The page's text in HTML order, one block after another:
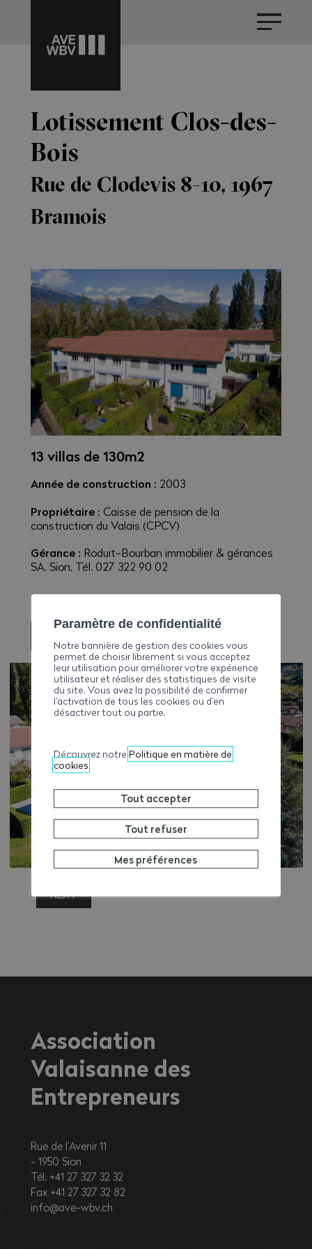
Lotissement Clos-des-
Bois
Rue de Clodevis 8-10, 1967
Bramois
13 villas de 130m2
Année de construction : 2003
Propriétaire : Caisse de pension de la
construction du Valais (CPCV)
Gérance : Roduit-Bourban immobilier & gérances
SA, Sion, Tél. 027 322 90 02
NEXT
Association
Valaisanne des
Entrepreneurs
Rue de l’Avenir 11
1950 Sion
Tél. +41 27 327 32 32
Fax +41 27 327 32 82
info@ave-wbv.ch
Paramètre de confidentialité
Notre bannière de gestion des cookies vous
permet de choisir librement si vous acceptez
leur utilisation pour améliorer votre expérience
utilisateur et réaliser des statistiques de visite
du site. Vous avez la possibilité de confirmer
l’activation de tous les cookies ou d’en
désactiver tout ou partie.
Découvrez notre Politique en matière de
cookies
Tout accepter
Tout refuser
Mes préférences